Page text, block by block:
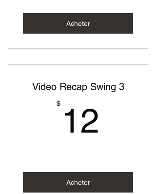
Acheter
Video Recap Swing 3
$ 12
Acheter